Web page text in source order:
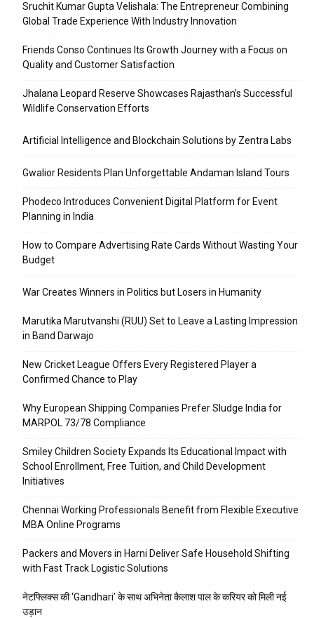
Sruchit Kumar Gupta Velishala: The Entrepreneur Combining
Global Trade Experience With Industry Innovation
Friends Conso Continues Its Growth Journey with a Focus on
Quality and Customer Satisfaction
Jhalana Leopard Reserve Showcases Rajasthan’s Successful
Wildlife Conservation Efforts
Artificial Intelligence and Blockchain Solutions by Zentra Labs
Gwalior Residents Plan Unforgettable Andaman Island Tours
Phodeco Introduces Convenient Digital Platform for Event
Planning in India
How to Compare Advertising Rate Cards Without Wasting Your
Budget
War Creates Winners in Politics but Losers in Humanity
Marutika Marutvanshi (RUU) Set to Leave a Lasting Impression
in Band Darwajo
New Cricket League Offers Every Registered Player a
Confirmed Chance to Play
Why European Shipping Companies Prefer Sludge India for
MARPOL 73/78 Compliance
Smiley Children Society Expands Its Educational Impact with
School Enrollment, Free Tuition, and Child Development
Initiatives
Chennai Working Professionals Benefit from Flexible Executive
MBA Online Programs
Packers and Movers in Harni Deliver Safe Household Shifting
with Fast Track Logistic Solutions
नेटफ्लिक्स की ‘Gandhari’ के साथ अभिनेता कैलाश पाल के करियर को मिली नई
उड़ान